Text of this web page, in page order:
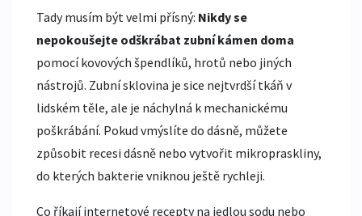
Tady musím být velmi přísný: Nikdy se
nepokoušejte odškrábat zubní kámen doma
pomocí kovových špendlíků, hrotů nebo jiných
nástrojů. Zubní sklovina je sice nejtvrdší tkáň v
lidském těle, ale je náchylná k mechanickému
poškrábání. Pokud vmýslíte do dásně, můžete
způsobit recesi dásně nebo vytvořit mikropraskliny,
do kterých bakterie vniknou ještě rychleji.
Co říkají internetové recepty na jedlou sodu nebo